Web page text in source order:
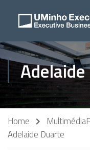
Home Multimédia
Adelaide Duarte